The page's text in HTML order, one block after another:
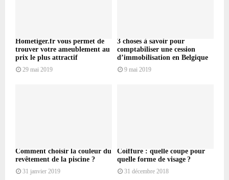
Hometiger.fr vous permet de
trouver votre ameublement au
prix le plus attractif
29 mai 2019
3 choses à savoir pour
comptabiliser une cession
d’immobilisation en Belgique
9 mai 2019
Comment choisir la couleur du
revêtement de la piscine ?
31 janvier 2019
Coiffure : quelle coupe pour
quelle forme de visage ?
31 décembre 2018